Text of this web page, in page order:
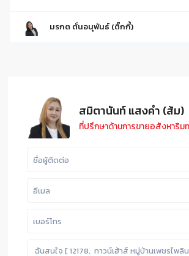
มรกต ตั่นอนุพันธ์ (ติ๊กกี้)
สมิตานันท์ แสงคำ (ส้ม)
ที่ปรึกษาด้านการขายอสังหาริ